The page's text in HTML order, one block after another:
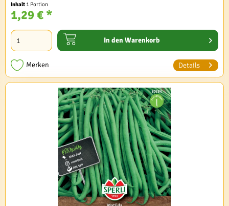
Inhalt 1 Portion
1,29 € *
In den Warenkorb
Merken Details